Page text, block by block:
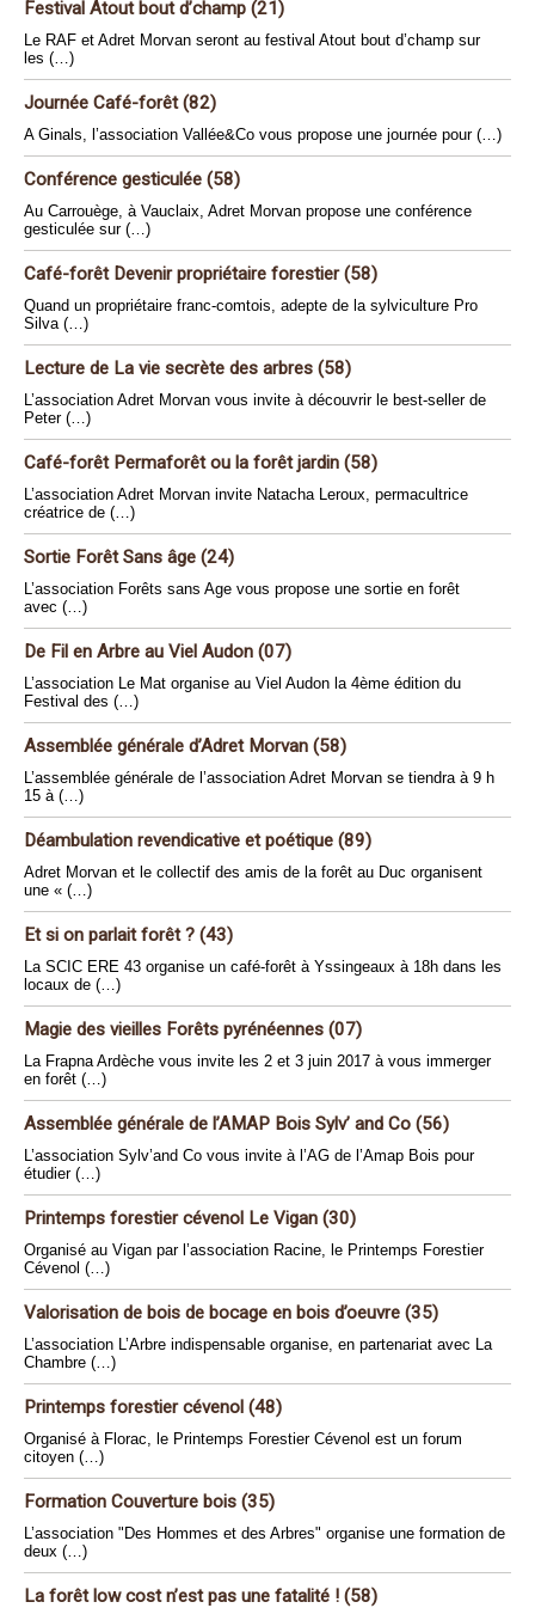
Festival Atout bout d’champ (21)
Le RAF et Adret Morvan seront au festival Atout bout d’champ sur
les (…)
Journée Café-forêt (82)
A Ginals, l’association Vallée&Co vous propose une journée pour (…)
Conférence gesticulée (58)
Au Carrouège, à Vauclaix, Adret Morvan propose une conférence
gesticulée sur (…)
Café-forêt Devenir propriétaire forestier (58)
Quand un propriétaire franc-comtois, adepte de la sylviculture Pro
Silva (…)
Lecture de La vie secrète des arbres (58)
L’association Adret Morvan vous invite à découvrir le best-seller de
Peter (…)
Café-forêt Permaforêt ou la forêt jardin (58)
L’association Adret Morvan invite Natacha Leroux, permacultrice
créatrice de (…)
Sortie Forêt Sans âge (24)
L’association Forêts sans Age vous propose une sortie en forêt
avec (…)
De Fil en Arbre au Viel Audon (07)
L’association Le Mat organise au Viel Audon la 4ème édition du
Festival des (…)
Assemblée générale d’Adret Morvan (58)
L’assemblée générale de l’association Adret Morvan se tiendra à 9 h
15 à (…)
Déambulation revendicative et poétique (89)
Adret Morvan et le collectif des amis de la forêt au Duc organisent
une « (…)
Et si on parlait forêt ? (43)
La SCIC ERE 43 organise un café-forêt à Yssingeaux à 18h dans les
locaux de (…)
Magie des vieilles Forêts pyrénéennes (07)
La Frapna Ardèche vous invite les 2 et 3 juin 2017 à vous immerger
en forêt (…)
Assemblée générale de l’AMAP Bois Sylv’ and Co (56)
L’association Sylv’and Co vous invite à l’AG de l’Amap Bois pour
étudier (…)
Printemps forestier cévenol Le Vigan (30)
Organisé au Vigan par l’association Racine, le Printemps Forestier
Cévenol (…)
Valorisation de bois de bocage en bois d’oeuvre (35)
L’association L’Arbre indispensable organise, en partenariat avec La
Chambre (…)
Printemps forestier cévenol (48)
Organisé à Florac, le Printemps Forestier Cévenol est un forum
citoyen (…)
Formation Couverture bois (35)
L’association "Des Hommes et des Arbres" organise une formation de
deux (…)
La forêt low cost n’est pas une fatalité ! (58)